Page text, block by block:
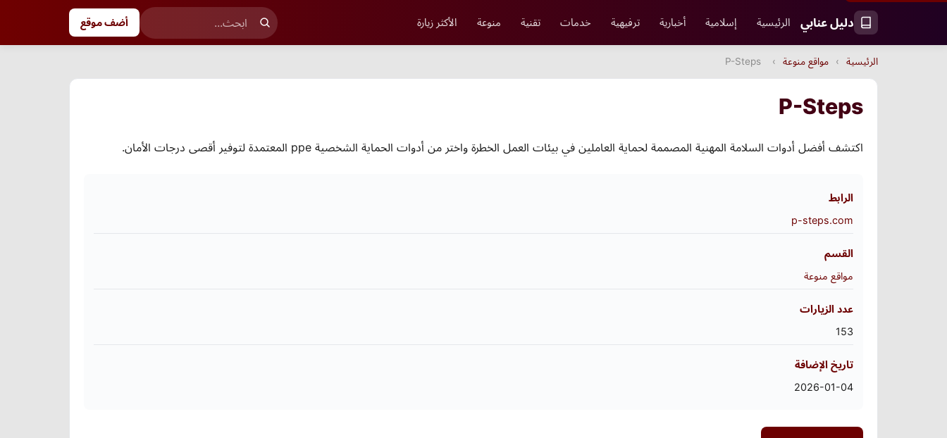
دليل عنابي الرئيسية إسلامية أخبارية ترفيهية خدمات تقنية منوعة الأكثر زيارة أضف موقع
الرئيسية › مواقع منوعة ›
P-Steps
P-Steps
اكتشف أفضل أدوات السلامة المهنية المصممة لحماية العاملين في بيئات العمل الخطرة واختر من أدوات الحماية الشخصية ppe المعتمدة لتوفير أقصى درجات الأمان.
الرابط
p-steps.com
القسم
مواقع منوعة
عدد الزيارات
153
تاريخ الإضافة
2026-01-04